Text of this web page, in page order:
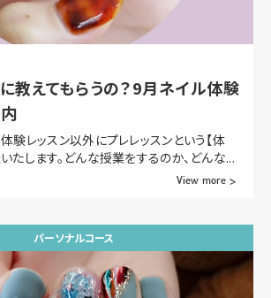
教えてもらうの？9月ネイル体験
験レッスン以外にプレレッスンという【体
たします。どんな授業をするのか、どんな...
View more >
パーソナルコース